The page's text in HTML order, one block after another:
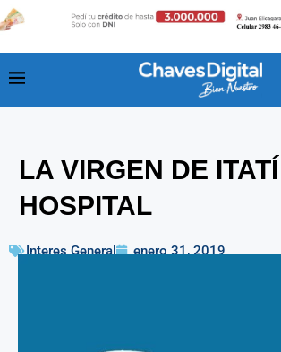
LA VIRGEN DE
HOSPITAL
Interes General enero 31, 2019